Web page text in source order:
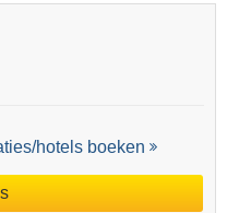
hotels boeken